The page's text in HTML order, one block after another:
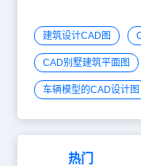
建筑设计CAD图
CAD别墅建筑平面图
车辆模型的CAD设计图
热门